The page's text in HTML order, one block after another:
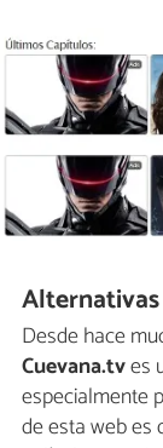
Alternativas
Desde hace
Cuevana.tves
especialmente
de esta web es